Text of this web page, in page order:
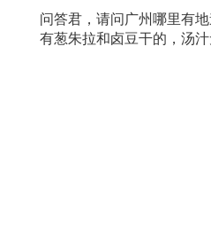
问答君，请问广州哪里有
有葱朱拉和卤豆干的，汤